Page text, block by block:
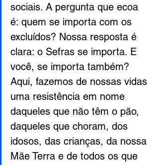
sociais. A pergunta que ecoa
é: quem se importa com os
excluídos? Nossa resposta é
clara: o Sefras se importa. E
você, se importa também?
Aqui, fazemos de nossas vidas
uma resistência em nome
daqueles que não têm o pão,
daqueles que choram, dos
idosos, das crianças, da nossa
Mãe Terra e de todos os que